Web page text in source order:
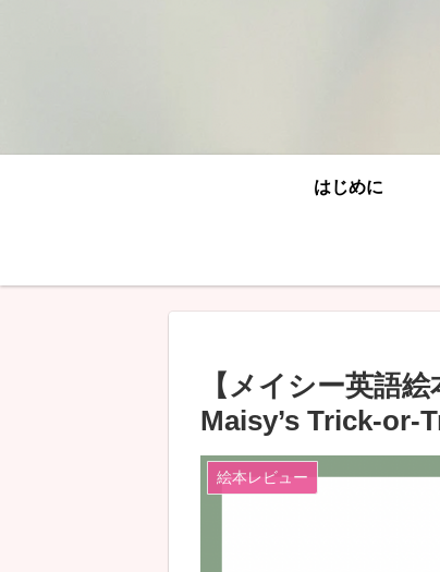
はじめに
【メイシー英語
Maisy’s Trick-or-
絵本レビュー